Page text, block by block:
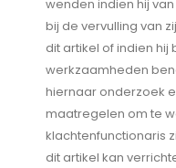
wenden indien hij
bij de vervulling van
dit artikel of indien hij
werkzaamheden
hiernaar onderzoek
maatregelen om te
klachtenfunctionaris
dit artikel kan